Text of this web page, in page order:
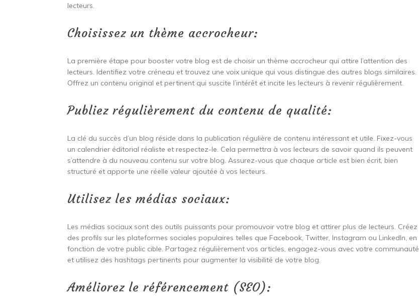
lecteurs.
Choisissez un thème accrocheur:
La première étape pour booster votre blog est de choisir un thème accrocheur qui attire l’attention des
lecteurs. Identifiez votre créneau et trouvez une voix unique qui vous distingue des autres blogs similaires.
Offrez un contenu original et pertinent qui suscite l’intérêt et incite les lecteurs à revenir régulièrement.
Publiez régulièrement du contenu de qualité:
La clé du succès d’un blog réside dans la publication régulière de contenu intéressant et utile. Fixez-vous
un calendrier éditorial réaliste et respectez-le. Cela permettra à vos lecteurs de savoir quand ils peuvent
s’attendre à du nouveau contenu sur votre blog. Assurez-vous que chaque article est bien écrit, bien
structuré et apporte une réelle valeur ajoutée à vos lecteurs.
Utilisez les médias sociaux:
Les médias sociaux sont des outils puissants pour promouvoir votre blog et attirer plus de lecteurs. Créez
des profils sur les plateformes sociales populaires telles que Facebook, Twitter, Instagram ou LinkedIn, en
fonction de votre public cible. Partagez régulièrement vos articles, engagez-vous avec votre communauté
et utilisez des hashtags pertinents pour augmenter la visibilité de votre blog.
Améliorez le référencement (SEO):